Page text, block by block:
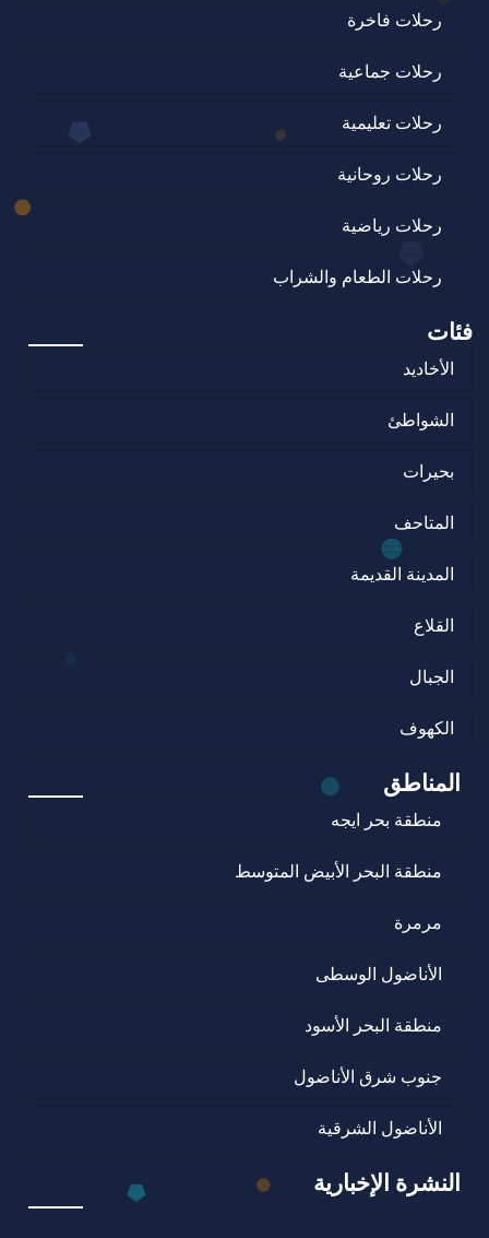
رحلات فاخرة
رحلات جماعية
رحلات تعليمية
رحلات روحانية
رحلات رياضية
رحلات الطعام والشراب
فئات
الأخاديد
الشواطئ
بحيرات
المتاحف
المدينة القديمة
القلاع
الجبال
الكهوف
المناطق
منطقة بحر ايجه
منطقة البحر الأبيض المتوسط
مرمرة
الأناضول الوسطى
منطقة البحر الأسود
جنوب شرق الأناضول
الأناضول الشرقية
النشرة الإخبارية